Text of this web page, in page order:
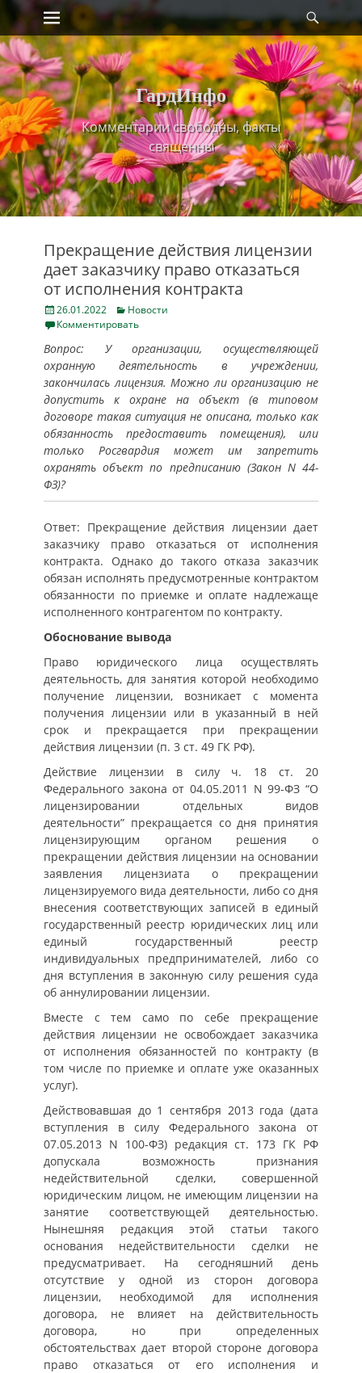
Skip
content
Primary Menu
ГардИнфо
Комментарии свободны, факты
священны
Прекращение действия лицензии
дает заказчику право отказаться
от исполнения контракта
Posted
on
26.01.2022 Categories
Новости
Комментировать
Вопрос: У организации, осуществляющей
охранную деятельность в учреждении,
закончилась лицензия. Можно ли организацию не
допустить к охране на объект (в типовом
договоре такая ситуация не описана, только как
обязанность предоставить помещения), или
только Росгвардия может им запретить
охранять объект по предписанию (Закон N 44-
ФЗ)?
Ответ: Прекращение действия лицензии дает
заказчику право отказаться от исполнения
контракта. Однако до такого отказа заказчик
обязан исполнять предусмотренные контрактом
обязанности по приемке и оплате надлежаще
исполненного контрагентом по контракту.
Обоснование вывода
Право юридического лица осуществлять
деятельность, для занятия которой необходимо
получение лицензии, возникает с момента
получения лицензии или в указанный в ней
срок и прекращается при прекращении
действия лицензии (п. 3 ст. 49 ГК РФ).
Действие лицензии в силу ч. 18 ст. 20
Федерального закона от 04.05.2011 N 99-ФЗ “О
лицензировании отдельных видов
деятельности” прекращается со дня принятия
лицензирующим органом решения о
прекращении действия лицензии на основании
заявления лицензиата о прекращении
лицензируемого вида деятельности, либо со дня
внесения соответствующих записей в единый
государственный реестр юридических лиц или
единый государственный реестр
индивидуальных предпринимателей, либо со
дня вступления в законную силу решения суда
об аннулировании лицензии.
Вместе с тем само по себе прекращение
действия лицензии не освобождает заказчика
от исполнения обязанностей по контракту (в
том числе по приемке и оплате уже оказанных
услуг).
Действовавшая до 1 сентября 2013 года (дата
вступления в силу Федерального закона от
07.05.2013 N 100-ФЗ) редакция ст. 173 ГК РФ
допускала возможность признания
недействительной сделки, совершенной
юридическим лицом, не имеющим лицензии на
занятие соответствующей деятельностью.
Нынешняя редакция этой статьи такого
основания недействительности сделки не
предусматривает. На сегодняшний день
отсутствие у одной из сторон договора
лицензии, необходимой для исполнения
договора, не влияет на действительность
договора, но при определенных
обстоятельствах дает второй стороне договора
право отказаться от его исполнения и